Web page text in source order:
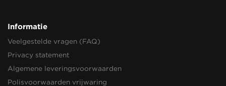
Informatie
Veelgestelde vragen (FAQ)
Privacy statement
Algemene leveringsvoorwaarden
Polisvoorwaarden vrijwaring